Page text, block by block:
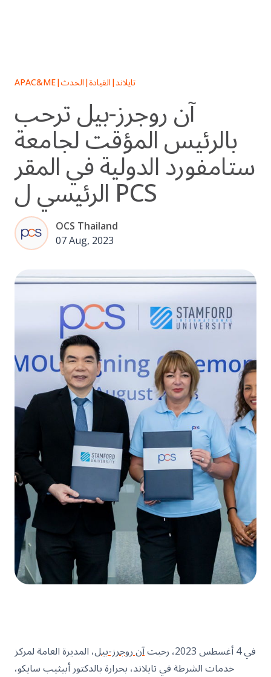
APAC&ME|الحدث |القيادة |تايلاند
آن روجرز-بيل ترحب
بالرئيس المؤقت لجامعة
ستامفورد الدولية في المقر
الرئيسي ل PCS
OCS Thailand
07 Aug, 2023
في 4 أغسطس 2023، رحبت آن روجرز-بيل، المديرة العامة لمركز
خدمات الشرطة في تايلاند، بحرارة بالدكتور أبيثيب سايكو،